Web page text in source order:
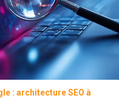
: architecture SEO à